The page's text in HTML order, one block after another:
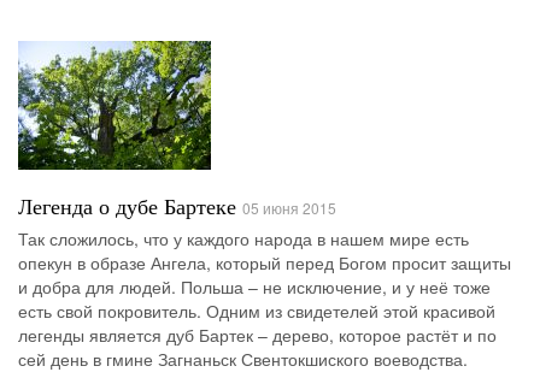
Легенда о дубе Бартеке 05 июня 2015
Так сложилось, что у каждого народа в нашем мире есть
опекун в образе Ангела, который перед Богом просит защиты
и добра для людей. Польша – не исключение, и у неё тоже
есть свой покровитель. Одним из свидетелей этой красивой
легенды является дуб Бартек – дерево, которое растёт и по
сей день в гмине Загнаньск Свентокшиского воеводства.